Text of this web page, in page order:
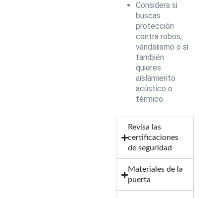
Considera si
buscas
protección
contra robos,
vandalismo o si
también
quieres
aislamiento
acústico o
térmico.
Revisa las
certificaciones
de seguridad
Materiales de la
puerta